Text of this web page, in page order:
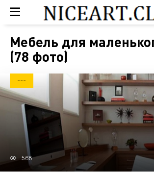
Мебель для
(78 фото)
---
568